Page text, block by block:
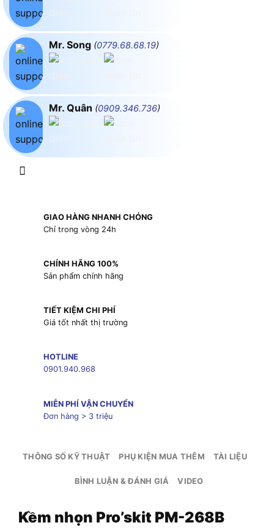
Mr. Song (0779.68.68.19)
Mr. Quân (0909.346.736)
GIAO HÀNG NHANH CHÓNG
Chỉ trong vòng 24h
CHÍNH HÃNG 100%
Sản phẩm chính hãng
TIẾT KIỆM CHI PHÍ
Giá tốt nhất thị trường
HOTLINE
0901.940.968
MIỄN PHÍ VẬN CHUYỂN
Đơn hàng > 3 triệu
THÔNG SỐ KỸ THUẬT PHỤ KIỆN MUA THÊM TÀI LIỆU
BÌNH LUẬN & ĐÁNH GIÁ VIDEO
Kềm nhọn Pro’skit PM-268B